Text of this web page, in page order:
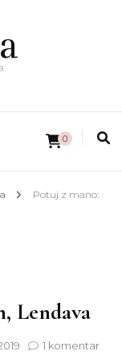
0
Potuj z mano:
Lendava
1 komentarna